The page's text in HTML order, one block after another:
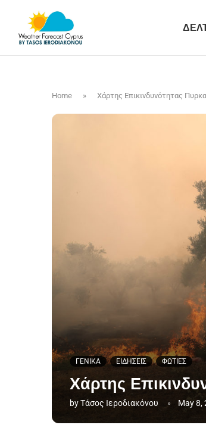
Home » Χάρτης Επικινδυνότητας
ΓΕΝΙΚΑ ΕΙΔΗΣΕΙΣ ΦΩΤΙΕΣ
Χάρτης
byΤάσος Ιεροδιακόνου May 8,